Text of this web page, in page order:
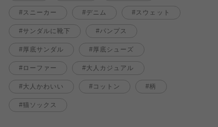
スニーカー デニム スウェット
サンダルに靴下 パンプス
厚底サンダル 厚底シューズ
ローファー 大人カジュアル
大人かわいい コットン 柄
猫ソックス